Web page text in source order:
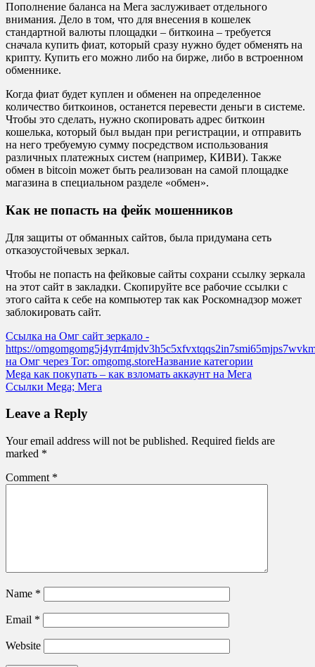
Пополнение баланса на Мега заслуживает отдельного
внимания. Дело в том, что для внесения в кошелек
стандартной валюты площадки – биткоина – требуется
сначала купить фиат, который сразу нужно будет обменять на
крипту. Купить его можно либо на бирже, либо в встроенном
обменнике.
Когда фиат будет куплен и обменен на определенное
количество биткоинов, останется перевести деньги в системе.
Чтобы это сделать, нужно скопировать адрес биткоин
кошелька, который был выдан при регистрации, и отправить
на него требуемую сумму посредством использования
различных платежных систем (например, КИВИ). Также
обмен в bitcoin может быть реализован на самой площадке
магазина в специальном разделе «обмен».
Как не попасть на фейк мошенников
Для защиты от обманных сайтов, была придумана сеть
отказоустойчевых зеркал.
Чтобы не попасть на фейковые сайты сохрани ссылку зеркала
на этот сайт в закладки. Скопируйте все рабочие ссылки с
этого сайта к себе на компьютер так как Роскомнадзор может
заблокировать сайт.
Ссылка на Омг сайт зеркало -
https://
на Омг через Tor: omgomg.storeНазвание категории
Post
navigation
Mega как покупать – как взломать аккаунт на Мега
Ссылки Mega; Мега
Leave a Reply
Your email address will not be published. Required fields are
marked *
Comment *
Name *
Email *
Website